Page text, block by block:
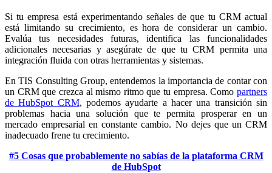
Si tu empresa está experimentando señales de que tu CRM actual
está limitando su crecimiento, es hora de considerar un cambio.
Evalúa tus necesidades futuras, identifica las funcionalidades
adicionales necesarias y asegúrate de que tu CRM permita una
integración fluida con otras herramientas y sistemas.
En TIS Consulting Group, entendemos la importancia de contar con
un CRM que crezca al mismo ritmo que tu empresa. Como partners
de HubSpot CRM, podemos ayudarte a hacer una transición sin
problemas hacia una solución que te permita prosperar en un
mercado empresarial en constante cambio. No dejes que un CRM
inadecuado frene tu crecimiento.
#5 Cosas que probablemente no sabías de la plataforma CRM
de HubSpot